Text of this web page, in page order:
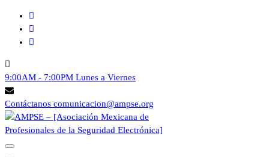
9:00AM - 7:00PM Lunes a Viernes
Contáctanos comunicacion@ampse.org